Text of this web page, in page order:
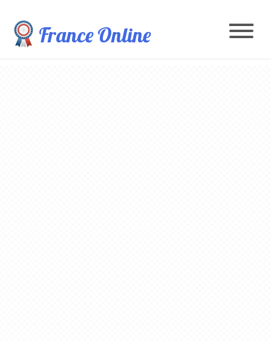
France Online